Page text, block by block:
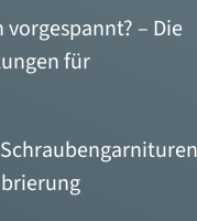
– Die
für